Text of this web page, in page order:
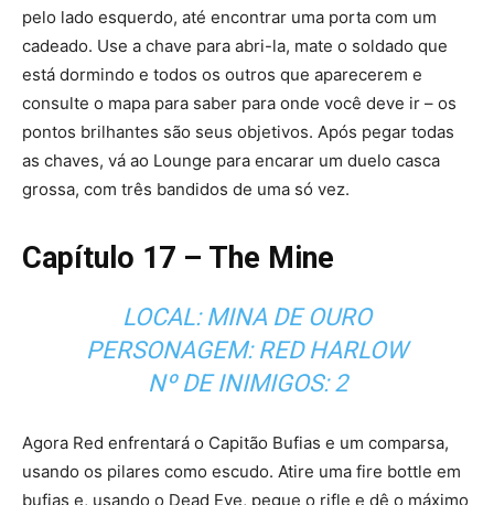
pelo lado esquerdo, até encontrar uma porta com um
cadeado. Use a chave para abri-la, mate o soldado que
está dormindo e todos os outros que aparecerem e
consulte o mapa para saber para onde você deve ir – os
pontos brilhantes são seus objetivos. Após pegar todas
as chaves, vá ao Lounge para encarar um duelo casca
grossa, com três bandidos de uma só vez.
Capítulo 17 – The Mine
LOCAL: MINA DE OURO
PERSONAGEM: RED HARLOW
Nº DE INIMIGOS: 2
Agora Red enfrentará o Capitão Bufias e um comparsa,
usando os pilares como escudo. Atire uma fire bottle em
bufias e, usando o Dead Eye, pegue o rifle e dê o máximo